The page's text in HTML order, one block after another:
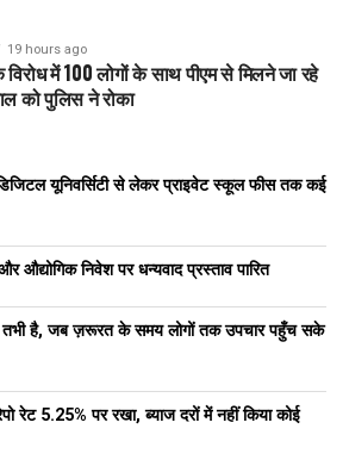
के गांवों को वे सड़कें दे रहे हैं, जिनसे उन्हें
शिक्षा केंद्र बनाएंगे, हमारे बच्चों को
की ओर देखने की जरूरत नहीं रहेगी: CM
19 hours ago
में 100 लोगों के साथ पीएम से मिलने जा रहे
को पुलिस ने रोका
यूनिवर्सिटी से लेकर प्राइवेट स्कूल फीस तक कई
औद्योगिक निवेश पर धन्यवाद प्रस्ताव पारित
तभी है, जब ज़रूरत के समय लोगों तक उपचार पहुँच सके
रेट 5.25% पर रखा, ब्याज दरों में नहीं किया कोई